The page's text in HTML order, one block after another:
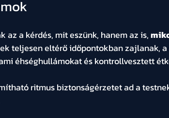
az a kérdés, mit eszünk, hanem az is,
teljesen eltérő időpontokban zajlanak,
éhséghullámokat és kontrollvesztett
ritmus biztonságérzetet ad a